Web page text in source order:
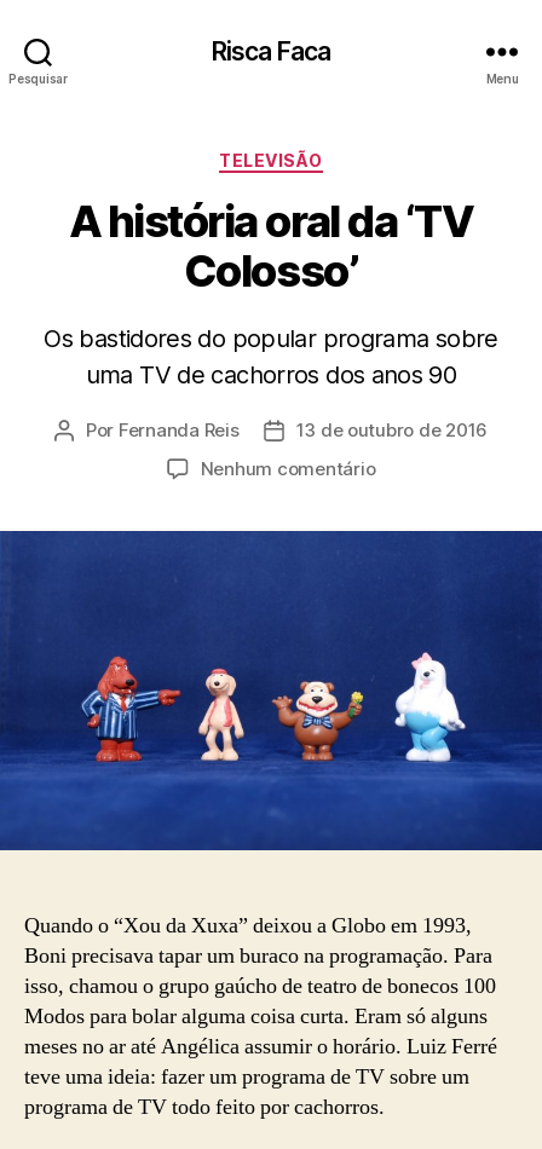
Pesquisar
Risca Faca
Menu
Categorias
TELEVISÃO
A história oral da ‘TV
Colosso’
Os bastidores do popular programa sobre
uma TV de cachorros dos anos 90
Autor
Por Fernanda Reis
Data13 de outubro de 2016
Nenhum comentárioem
Quando o “Xou da Xuxa” deixou a Globo em 1993,
Boni precisava tapar um buraco na programação. Para
isso, chamou o grupo gaúcho de teatro de bonecos 100
Modos para bolar alguma coisa curta. Eram só alguns
meses no ar até Angélica assumir o horário. Luiz Ferré
teve uma ideia: fazer um programa de TV sobre um
programa de TV todo feito por cachorros.